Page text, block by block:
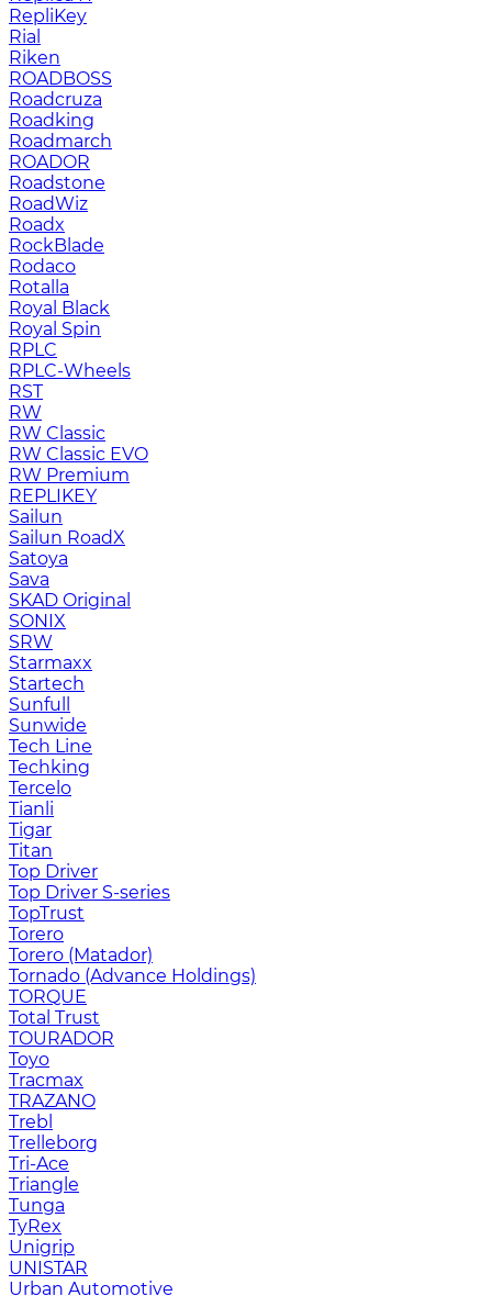
RepliKey
Rial
Riken
ROADBOSS
Roadcruza
Roadking
Roadmarch
ROADOR
Roadstone
RoadWiz
Roadx
RockBlade
Rodaco
Rotalla
Royal Black
Royal Spin
RPLC
RPLC-Wheels
RST
RW
RW Classic
RW Classic EVO
RW Premium
RЕPLIKEY
Sailun
Sailun RoadX
Satoya
Sava
SKAD Original
SONIX
SRW
Starmaxx
Startech
Sunfull
Sunwide
Tech Line
Techking
Tercelo
Tianli
Tigar
Titan
Top Driver
Top Driver S-series
TopTrust
Torero
Torero (Matador)
Tornado (Advance Holdings)
TORQUE
Total Trust
TOURADOR
Toyo
Tracmax
TRAZANO
Trebl
Trelleborg
Tri-Ace
Triangle
Tunga
TyRex
Unigrip
UNISTAR
Urban Automotive